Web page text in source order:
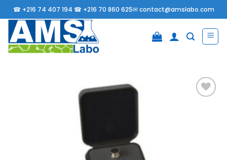
Passer
au
contenu
☎ +216 74 407 194 ☎ +216 70 860 625✉contact@amslabo.com